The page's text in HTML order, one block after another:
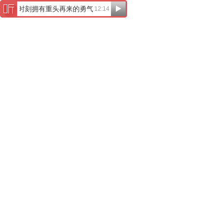
你，时刻拥有重头再来的勇气 12:14